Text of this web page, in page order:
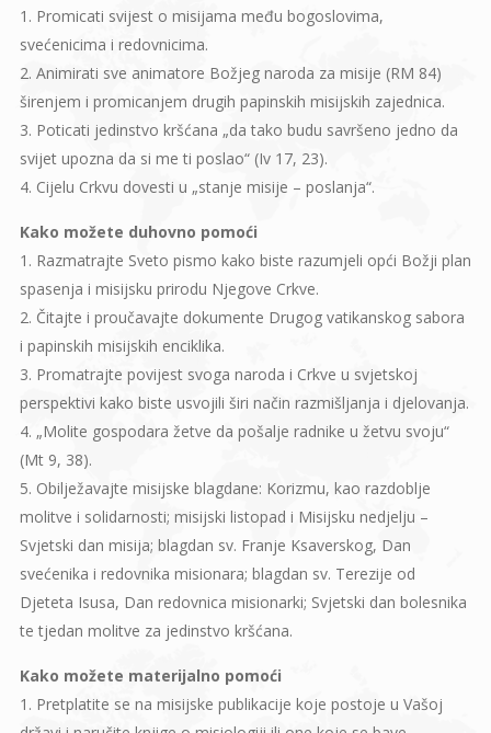
1. Promicati svijest o misijama među bogoslovima,
svećenicima i redovnicima.
2. Animirati sve animatore Božjeg naroda za misije (RM 84)
širenjem i promicanjem drugih papinskih misijskih zajednica.
3. Poticati jedinstvo kršćana „da tako budu savršeno jedno da
svijet upozna da si me ti poslao“ (Iv 17, 23).
4. Cijelu Crkvu dovesti u „stanje misije – poslanja“.
Kako možete duhovno pomoći
1. Razmatrajte Sveto pismo kako biste razumjeli opći Božji plan
spasenja i misijsku prirodu Njegove Crkve.
2. Čitajte i proučavajte dokumente Drugog vatikanskog sabora
i papinskih misijskih enciklika.
3. Promatrajte povijest svoga naroda i Crkve u svjetskoj
perspektivi kako biste usvojili širi način razmišljanja i djelovanja.
4. „Molite gospodara žetve da pošalje radnike u žetvu svoju“
(Mt 9, 38).
5. Obilježavajte misijske blagdane: Korizmu, kao razdoblje
molitve i solidarnosti; misijski listopad i Misijsku nedjelju –
Svjetski dan misija; blagdan sv. Franje Ksaverskog, Dan
svećenika i redovnika misionara; blagdan sv. Terezije od
Djeteta Isusa, Dan redovnica misionarki; Svjetski dan bolesnika
te tjedan molitve za jedinstvo kršćana.
Kako možete materijalno pomoći
1. Pretplatite se na misijske publikacije koje postoje u Vašoj